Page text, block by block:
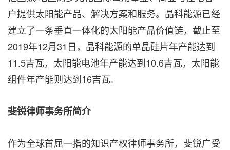
户提供太阳能产品、解决方案和服务。晶科能源已经
建立了一条垂直一体化的太阳能产品价值链，截止至
2019年12月31日，晶科能源的单晶硅片年产能达到
11.5吉瓦，太阳能电池年产能达到10.6吉瓦，太阳能
组件年产能则达到16吉瓦。
斐锐律师事务所简介
作为全球首屈一指的知识产权律师事务所，斐锐广受